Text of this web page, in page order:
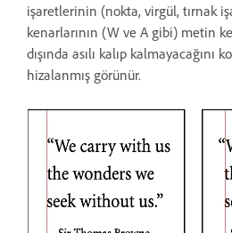
işaretlerinin (nokta, virgül, tırnak
kenarlarının (W ve A gibi) metin
dışında asılı kalıp kalmayacağını
hizalanmış görünür.